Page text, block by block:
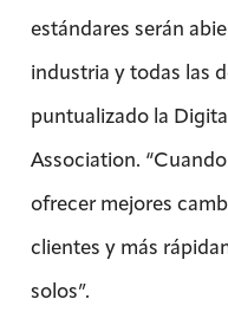
estándares serán
industria y todas las
puntualizado la
Association.
ofrecer mejores
clientes y más
solos”.